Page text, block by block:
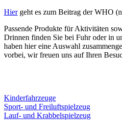
Hiergeht es zum Beitrag der WHO
Passende Produkte für Aktivitäten
Drinnen finden Sie bei Fuhr oder in
haben hier eine Auswahl
vorbei, wir freuen uns auf Ihren
Kinderfahrzeuge
Sport- und Freiluftspielzeug
Lauf- und Krabbelspielzeug